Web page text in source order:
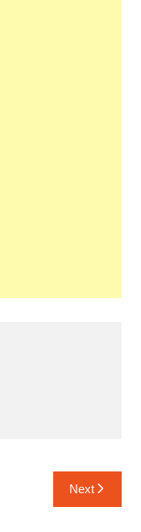
Next